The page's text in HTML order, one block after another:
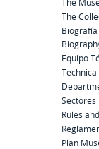
The
The
Biografía
Equipo
Sectores
Rules
Plan